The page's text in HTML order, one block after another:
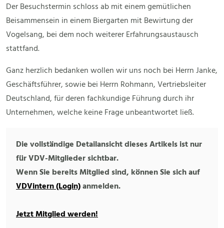
Der Besuchstermin schloss ab mit einem gemütlichen
Beisammensein in einem Biergarten mit Bewirtung der
Vogelsang, bei dem noch weiterer Erfahrungsaustausch
stattfand.
Ganz herzlich bedanken wollen wir uns noch bei Herrn Janke,
Geschäftsführer, sowie bei Herrn Rohmann, Vertriebsleiter
Deutschland, für deren fachkundige Führung durch ihr
Unternehmen, welche keine Frage unbeantwortet ließ.
Die vollständige Detailansicht dieses Artikels ist nur
für VDV-Mitglieder sichtbar.
Wenn Sie bereits Mitglied sind, können Sie sich auf
VDVintern (Login)anmelden.
Jetzt Mitglied werden!